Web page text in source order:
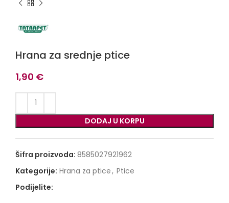
Hrana za srednje ptice
1,90 €
DODAJ U KORPU
Šifra proizvoda: 8585027921962
Kategorije: Hrana za ptice, Ptice
Podijelite: